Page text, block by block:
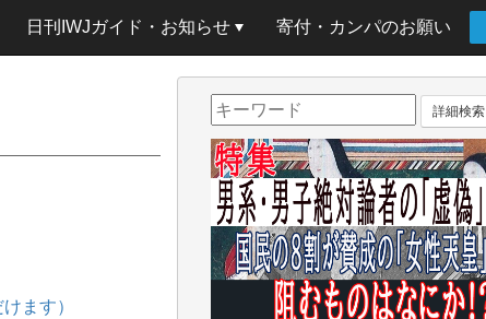
日刊IWJガイド・お知らせ 寄付・カンパのお願い
ます）
詳細検索